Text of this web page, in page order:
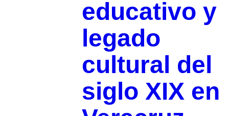
educativo y
legado
cultural del
siglo XIX en